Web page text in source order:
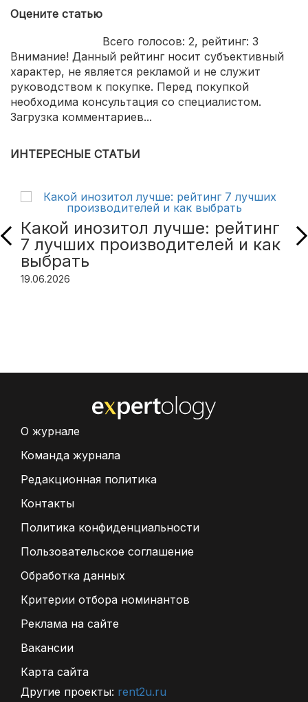
Оцените статью
Всего голосов: 2, рейтинг: 3
Внимание! Данный рейтинг носит субъективный
характер, не является рекламой и не служит
руководством к покупке. Перед покупкой
необходима консультация со специалистом.
Загрузка комментариев...
ИНТЕРЕСНЫЕ СТАТЬИ
Какой инозитол лучше: рейтинг
7 лучших производителей и как
выбрать
19.06.2026
О журнале
Команда журнала
Редакционная политика
Контакты
Политика конфиденциальности
Пользовательское соглашение
Обработка данных
Критерии отбора номинантов
Реклама на сайте
Вакансии
Карта сайта
Другие проекты: rent2u.ru